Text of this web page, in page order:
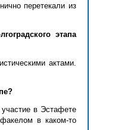
перетекали из
этапа
актами.
в Эстафете
в каком-то